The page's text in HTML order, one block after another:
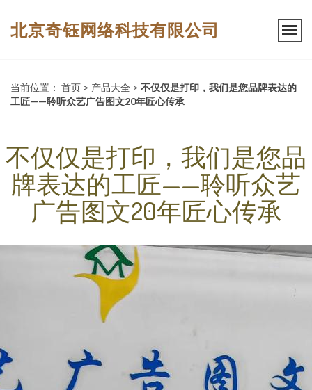
北京奇钰网络科技有限公司
当前位置： 首页 > 产品大全 > 不仅仅是打印，我们是您品牌表达的
工匠——聆听众艺广告图文20年匠心传承
不仅仅是打印，我们是您品
牌表达的工匠——聆听众艺
广告图文20年匠心传承